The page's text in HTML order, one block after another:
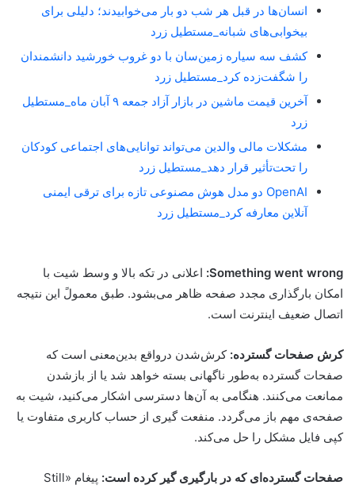
انسان‌ها در قبل هر شب دو بار می‌خوابیدند؛ دلیلی برای
بیخوابی‌های شبانه_مستطیل زرد
کشف سه سیاره زمین‌سان با دو غروب خورشید دانشمندان
را شگفت‌زده کرد_مستطیل زرد
آخرین قیمت ماشین در بازار آزاد جمعه ۹ آبان ماه_مستطیل
زرد
مشکلات مالی والدین می‌تواند توانایی‌های اجتماعی کودکان
را تحت‌تأثیر قرار دهد_مستطیل زرد
OpenAI دو مدل هوش مصنوعی تازه برای ترقی ایمنی
آنلاین معارفه کرد_مستطیل زرد
Something went wrong: اعلانی در تکه بالا و وسط شیت با
امکان بارگذاری مجدد صفحه ظاهر می‌بشود. طبق معمولً این نتیجه
اتصال ضعیف اینترنت است.
کرش صفحات گسترده:کرش‌شدن در‌واقع بدین‌معنی است که
صفحات گسترده به‌طور ناگهانی بسته خواهد شد یا از بازشدن
ممانعت می‌کنند. هنگامی به آن‌ها دسترسی اشکار می‌کنید، شیت‌ به
صفحه‌ی مهم باز می‌گردد. منفعت گیری از حساب کاربری متفاوت یا
کپی فایل مشکل را حل می‌کند.
صفحات گسترده‌ای که در بارگیری گیر کرده است:
پیغام «Still